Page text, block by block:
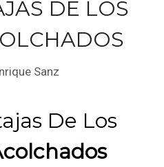
DE LOS
Sanz
De Los